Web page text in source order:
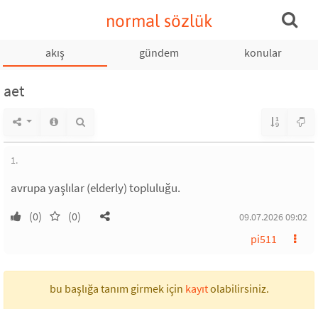
normal sözlük
akış gündem konular
aet
1.
avrupa yaşlılar (elderly) topluluğu.
(0) (0) 09.07.2026 09:02
pi511
bu başlığa tanım girmek için kayıtolabilirsiniz.